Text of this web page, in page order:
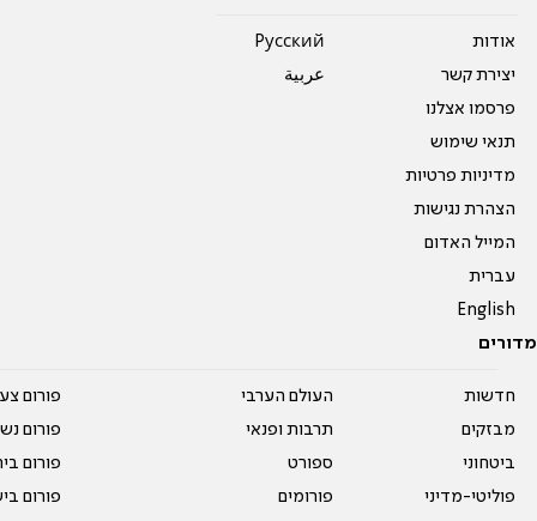
אודות
יצירת קשר
פרסמו אצלנו
תנאי שימוש
מדיניות פרטיות
הצהרת נגישות
המייל האדום
עברית
English
Pусский
عربية
מדורים
חדשות
מבזקים
ביטחוני
פוליטי-מדיני
העולם הערבי
תרבות ופנאי
ספורט
פורומים
פורום
פורום
פורום
פורום